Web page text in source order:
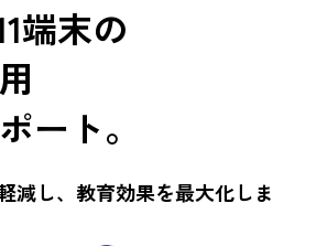
端末の
ート。
減し、教育効果を最大化しま